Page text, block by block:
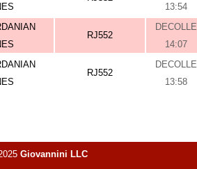
13:54
RJ552
DECOLLE
14:07
RJ552
DECOLLE
13:58
Giovannini LLC